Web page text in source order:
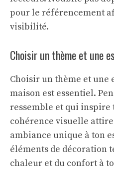
pour le référencement
visibilité.
Choisir un thème et une
Choisir un thème et une
maison est essentiel.
ressemble et qui inspire
cohérence visuelle
ambiance unique à ton
éléments de décoration
chaleur et du confort à